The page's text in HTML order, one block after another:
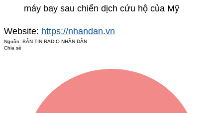
máy bay sau chiến dịch cứu hộ của Mỹ
Website: https://nhandan.vn
Nguồn: BẢN TIN RADIO NHÂN DÂN
Chia sẻ